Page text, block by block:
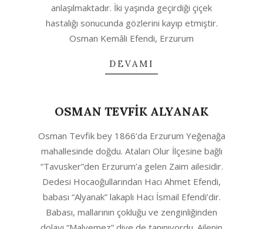
anlaşılmaktadır. İki yaşında geçirdiği çiçek
hastalığı sonucunda gözlerini kayıp etmiştir.
Osman Kemâli Efendi, Erzurum
DEVAMI
OSMAN TEVFİK ALYANAK
06-
28
Osman Tevfik bey 1866’da Erzurum Yeğenağa
mahallesinde doğdu. Ataları Olur İlçesine bağlı
“Tavusker”den Erzurum’a gelen Zaim ailesidir.
Dedesi Hocaoğullarından Hacı Ahmet Efendi,
babası “Alyanak” lakaplı Hacı İsmail Efendi’dir.
Babası, mallarının çokluğu ve zenginliğinden